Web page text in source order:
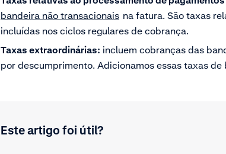
bandeira não transacionais na fatura. São taxas
incluídas nos ciclos regulares de cobrança.
Taxas extraordinárias: incluem cobranças das
por descumprimento. Adicionamos essas taxas
Este artigo foi útil?